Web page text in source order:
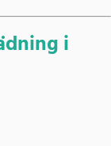
i